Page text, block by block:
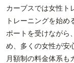
カーブスでは女性ト
トレーニングを始
ポートを受けながら
め、多くの女性が安
月額制の料金体系も